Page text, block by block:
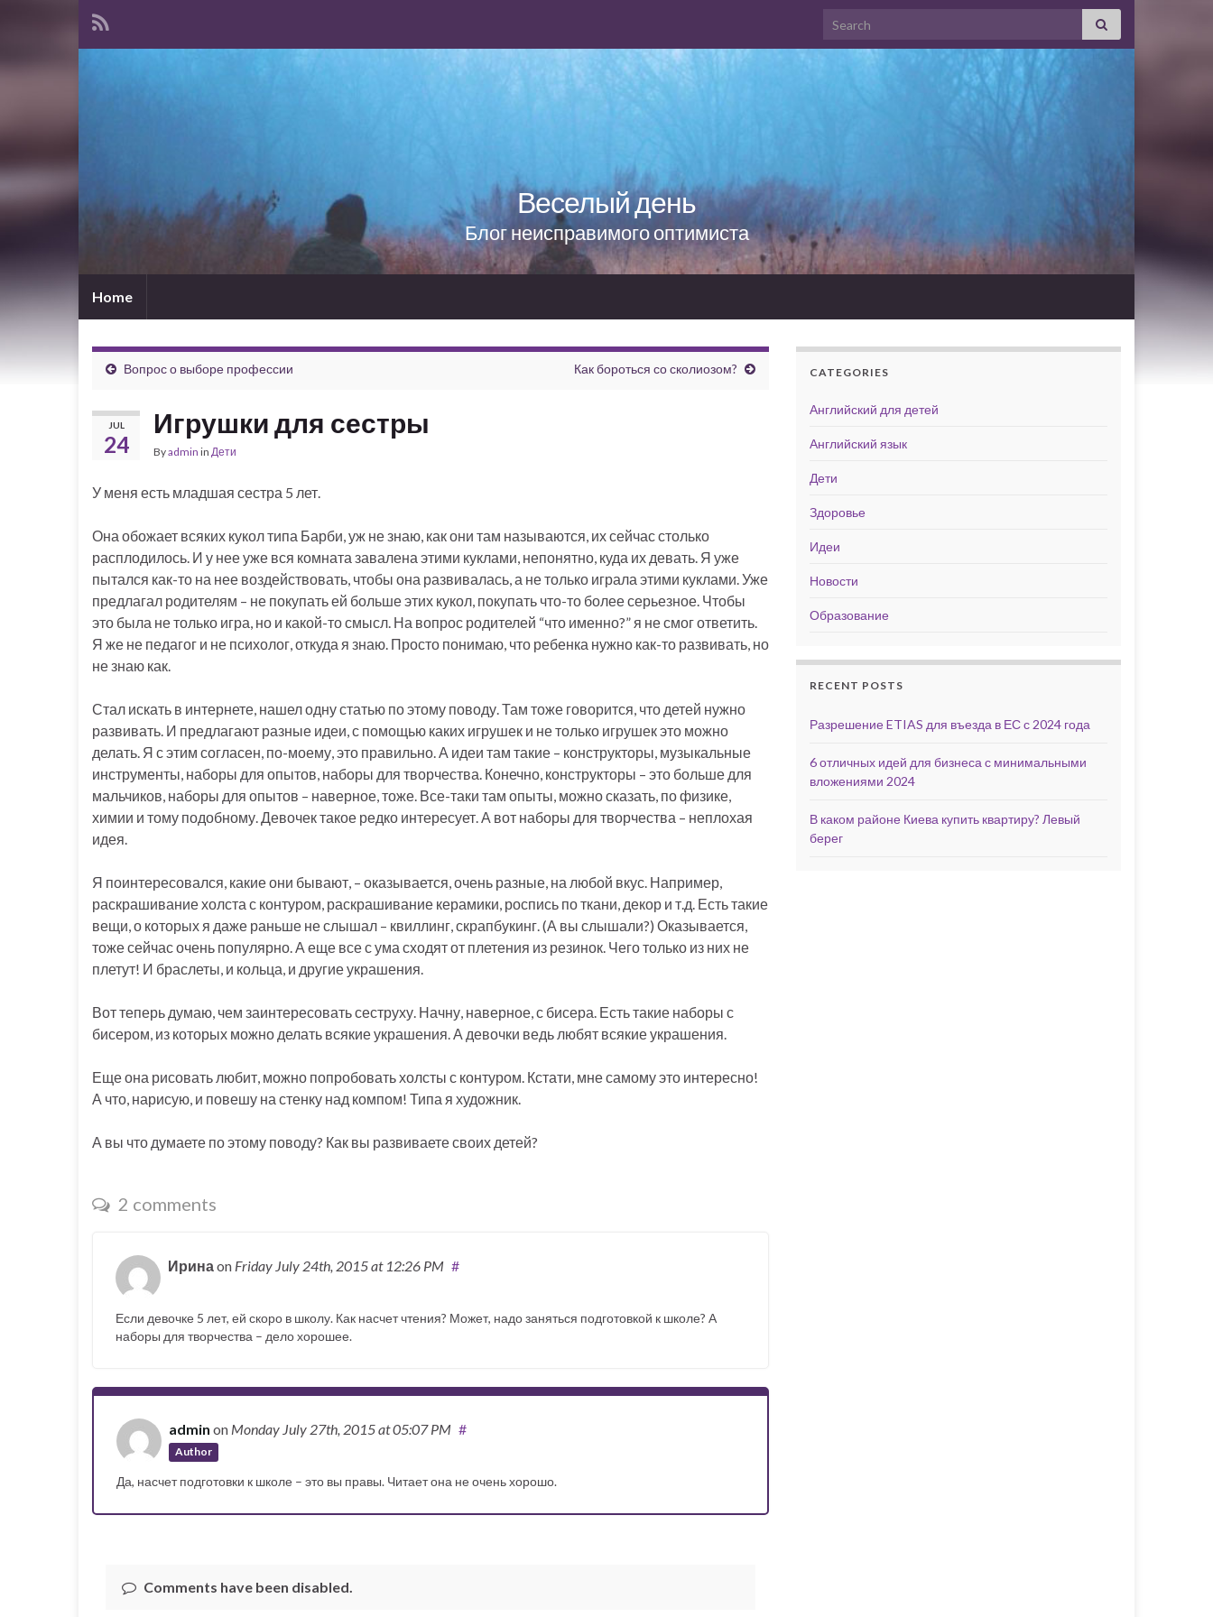
Search for:
Веселый день
Блог неисправимого оптимиста
Home
Вопрос о выборе профессии Как бороться со сколиозом?
JUL
24
Игрушки для сестры
Byadmin in Дети
У меня есть младшая сестра 5 лет.
Она обожает всяких кукол типа Барби, уж не знаю, как они там называются, их сейчас столько
расплодилось. И у нее уже вся комната завалена этими куклами, непонятно, куда их девать. Я уже
пытался как-то на нее воздействовать, чтобы она развивалась, а не только играла этими куклами. Уже
предлагал родителям – не покупать ей больше этих кукол, покупать что-то более серьезное. Чтобы
это была не только игра, но и какой-то смысл. На вопрос родителей “что именно?” я не смог ответить.
Я же не педагог и не психолог, откуда я знаю. Просто понимаю, что ребенка нужно как-то развивать, но
не знаю как.
Стал искать в интернете, нашел одну статью по этому поводу. Там тоже говорится, что детей нужно
развивать. И предлагают разные идеи, с помощью каких игрушек и не только игрушек это можно
делать. Я с этим согласен, по-моему, это правильно. А идеи там такие – конструкторы, музыкальные
инструменты, наборы для опытов, наборы для творчества. Конечно, конструкторы – это больше для
мальчиков, наборы для опытов – наверное, тоже. Все-таки там опыты, можно сказать, по физике,
химии и тому подобному. Девочек такое редко интересует. А вот наборы для творчества – неплохая
идея.
Я поинтересовался, какие они бывают, – оказывается, очень разные, на любой вкус. Например,
раскрашивание холста с контуром, раскрашивание керамики, роспись по ткани, декор и т.д. Есть такие
вещи, о которых я даже раньше не слышал – квиллинг, скрапбукинг. (А вы слышали?) Оказывается,
тоже сейчас очень популярно. А еще все с ума сходят от плетения из резинок. Чего только из них не
плетут! И браслеты, и кольца, и другие украшения.
Вот теперь думаю, чем заинтересовать сеструху. Начну, наверное, с бисера. Есть такие наборы с
бисером, из которых можно делать всякие украшения. А девочки ведь любят всякие украшения.
Еще она рисовать любит, можно попробовать холсты с контуром. Кстати, мне самому это интересно!
А что, нарисую, и повешу на стенку над компом! Типа я художник.
А вы что думаете по этому поводу? Как вы развиваете своих детей?
2 comments
Иринаon Friday July 24th, 2015at 12:26 PM #
Если девочке 5 лет, ей скоро в школу. Как насчет чтения? Может, надо заняться подготовкой к школе? А
наборы для творчества – дело хорошее.
admin on Monday July 27th, 2015at 05:07 PM
Author
#
Да, насчет подготовки к школе – это вы правы. Читает она не очень хорошо.
Comments have been disabled.
CATEGORIES
Английский для детей
Английский язык
Дети
Здоровье
Идеи
Новости
Образование
RECENT POSTS
Разрешение ETIAS для въезда в ЕС с 2024 года
6 отличных идей для бизнеса с минимальными
вложениями 2024
В каком районе Киева купить квартиру? Левый
берег